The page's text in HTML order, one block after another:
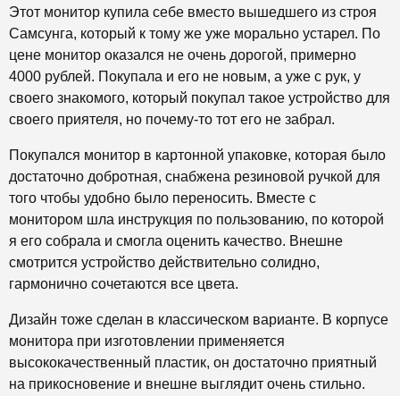
Этот монитор купила себе вместо вышедшего из строя
Самсунга, который к тому же уже морально устарел. По
цене монитор оказался не очень дорогой, примерно
4000 рублей. Покупала и его не новым, а уже с рук, у
своего знакомого, который покупал такое устройство для
своего приятеля, но почему-то тот его не забрал.
Покупался монитор в картонной упаковке, которая было
достаточно добротная, снабжена резиновой ручкой для
того чтобы удобно было переносить. Вместе с
монитором шла инструкция по пользованию, по которой
я его собрала и смогла оценить качество. Внешне
смотрится устройство действительно солидно,
гармонично сочетаются все цвета.
Дизайн тоже сделан в классическом варианте. В корпусе
монитора при изготовлении применяется
высококачественный пластик, он достаточно приятный
на прикосновение и внешне выглядит очень стильно.